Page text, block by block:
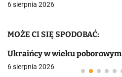
6 sierpnia 2026
MOŻE CI SIĘ SPODOBAĆ:
Ukraińcy w wieku poborowym
6 sierpnia 2026